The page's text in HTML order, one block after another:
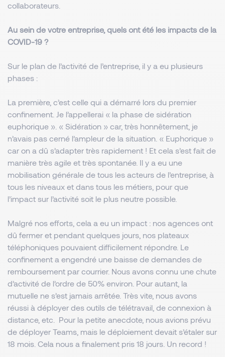
collaborateurs.
Au sein de votre entreprise, quels ont été les impacts de la
COVID-19 ?
Sur le plan de l’activité de l’entreprise, il y a eu plusieurs
phases :
La première, c’est celle qui a démarré lors du premier
confinement. Je l’appellerai « la phase de sidération
euphorique ». « Sidération » car, très honnêtement, je
n’avais pas cerné l’ampleur de la situation. « Euphorique »
car on a dû s’adapter très rapidement ! Et cela s’est fait de
manière très agile et très spontanée. Il y a eu une
mobilisation générale de tous les acteurs de l’entreprise, à
tous les niveaux et dans tous les métiers, pour que
l’impact sur l’activité soit le plus neutre possible.
Malgré nos efforts, cela a eu un impact : nos agences ont
dû fermer et pendant quelques jours, nos plateaux
téléphoniques pouvaient difficilement répondre. Le
confinement a engendré une baisse de demandes de
remboursement par courrier. Nous avons connu une chute
d’activité de l’ordre de 50% environ. Pour autant, la
mutuelle ne s’est jamais arrêtée. Très vite, nous avons
réussi à déployer des outils de télétravail, de connexion à
distance, etc. Pour la petite anecdote, nous avions prévu
de déployer Teams, mais le déploiement devait s’étaler sur
18 mois. Cela nous a finalement pris 18 jours. Un record !